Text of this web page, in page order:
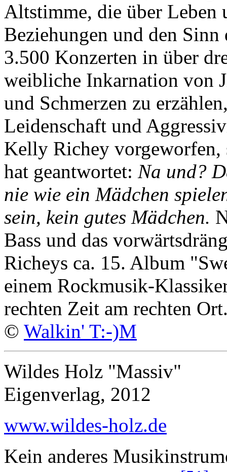
Altstimme, die über Leben
Beziehungen und den Sinn
3.500 Konzerten in über
weibliche Inkarnation von
und Schmerzen zu
Leidenschaft und
Kelly Richey
hat geantwortet: Na und?
nie wie ein Mädchen
sein, kein gutes Mädchen.
Bass und das
Richeys ca. 15. Album
einem Rockmusik-
rechten Zeit am rechten
© Walkin' T:-)M
Wildes Holz "Massiv"
Eigenverlag, 2012
www.wildes-holz.de
Kein anderes